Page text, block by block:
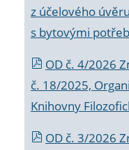
z účelového
s bytovými
OD č. 4/2026
č. 18/2025,
Knihovny
OD č. 3/2026